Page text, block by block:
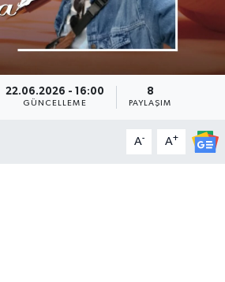
22.06.2026 - 16:00
GÜNCELLEME
8
PAYLAŞIM
A- A+